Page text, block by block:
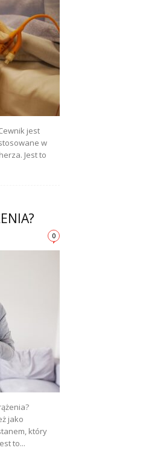
jest
w
Jest to
0
jako
który
to...